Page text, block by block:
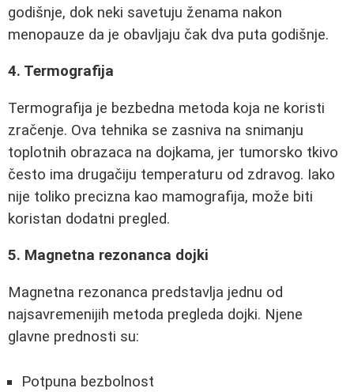
godišnje, dok neki savetuju ženama nakon
menopauze da je obavljaju čak dva puta godišnje.
4. Termografija
Termografija je bezbedna metoda koja ne koristi
zračenje. Ova tehnika se zasniva na snimanju
toplotnih obrazaca na dojkama, jer tumorsko tkivo
često ima drugačiju temperaturu od zdravog. Iako
nije toliko precizna kao mamografija, može biti
koristan dodatni pregled.
5. Magnetna rezonanca dojki
Magnetna rezonanca predstavlja jednu od
najsavremenijih metoda pregleda dojki. Njene
glavne prednosti su:
Potpuna bezbolnost